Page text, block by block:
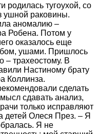
родилась тугоухой, со
ушной раковины.
аномалию –
Робена. Потом у
оказалось еще
ушами. Пришлось
– трахеостому. В
Настиному брату
Коллинза.
сделать
сдавать анализ,
только исправляют
детей Олеся През. – Я
Я не